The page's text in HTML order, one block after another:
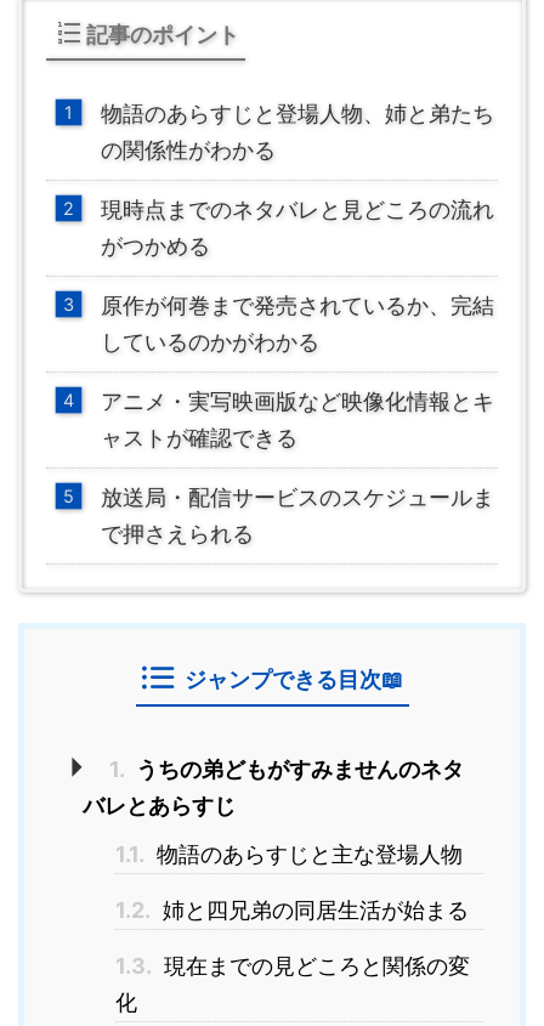
記事のポイント
物語のあらすじと登場人物、姉と弟たち
の関係性がわかる
現時点までのネタバレと見どころの流れ
がつかめる
原作が何巻まで発売されているか、完結
しているのかがわかる
アニメ・実写映画版など映像化情報とキ
ャストが確認できる
放送局・配信サービスのスケジュールま
で押さえられる
ジャンプできる目次📖
1. うちの弟どもがすみませんのネタ
バレとあらすじ
1.1. 物語のあらすじと主な登場人物
1.2. 姉と四兄弟の同居生活が始まる
1.3. 現在までの見どころと関係の変
化